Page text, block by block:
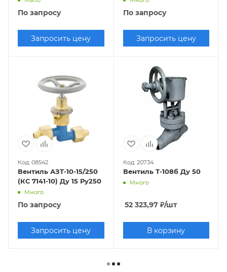
По запросу
Запросить цену
По запросу
Запросить цену
Код: 08542
Вентиль АЗТ-10-15/250
(КС 7141-10) Ду 15 Ру250
Много
По запросу
Запросить цену
Код: 20734
Вентиль Т-108б Ду 50
Много
52 323,97₽/шт
В корзину